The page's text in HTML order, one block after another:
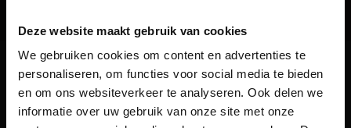
Deze website maakt gebruik van cookies
We gebruiken cookies om content en advertenties te
personaliseren, om functies voor social media te bieden
en om ons websiteverkeer te analyseren. Ook delen we
informatie over uw gebruik van onze site met onze